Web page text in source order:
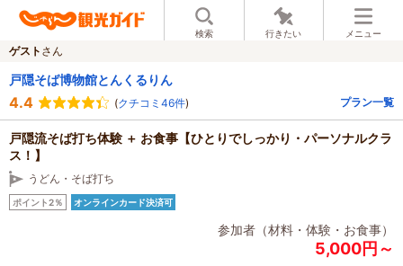
検索 行きたい メニュー
ゲスト さん
戸隠そば博物館とんくるりん
4.4 (クチコミ46件) プラン一覧
戸隠流そば打ち体験 ＋ お食事【ひとりでしっかり・パーソナルクラ
ス！】
うどん・そば打ち
ポイント2％ オンラインカード決済可
参加者（材料・体験・お食事）
5,000円～